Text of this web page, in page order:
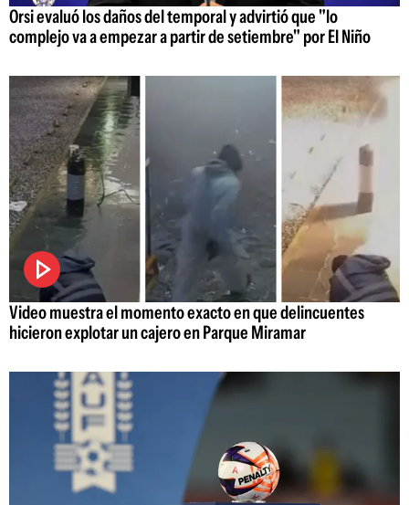
Orsi evaluó los daños del temporal y advirtió que "lo
complejo va a empezar a partir de setiembre" por El Niño
Video muestra el momento exacto en que delincuentes
hicieron explotar un cajero en Parque Miramar